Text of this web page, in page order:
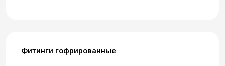
Фитинги гофрированные